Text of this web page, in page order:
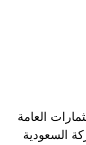
العامة
السعودية